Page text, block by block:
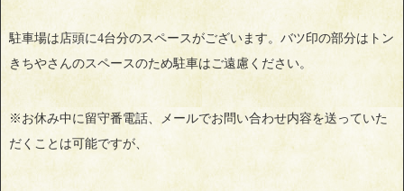
駐車場は店頭に4台分のスペースがございます。バツ印の部分はトン
きちやさんのスペースのため駐車はご遠慮ください。
※お休み中に留守番電話、メールでお問い合わせ内容を送っていた
だくことは可能ですが、